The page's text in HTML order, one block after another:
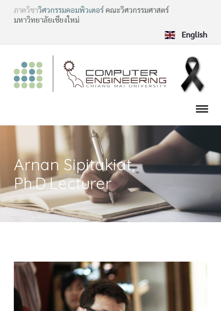
ภาควิชาวิศวกรรมคอมพิวเตอร์ คณะวิศวกรรมศาสตร์
มหาวิทยาลัยเชียงใหม่
English
Arnan Sipitakiat,
Ph.D.Lecturer